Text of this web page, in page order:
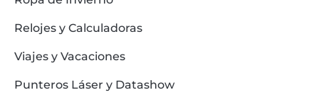
Relojes y Calculadoras
Viajes y Vacaciones
Punteros Láser y Datashow